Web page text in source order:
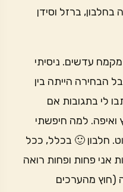
ברזל וסידן
עדשים. ניסיתי
הבחירה הייתה בין
לי בתגובות אם
למה חיפשתי
חלבון 🙂 בכלל, ככל
אני פחות ופחות רואה
(חוץ מהערכים